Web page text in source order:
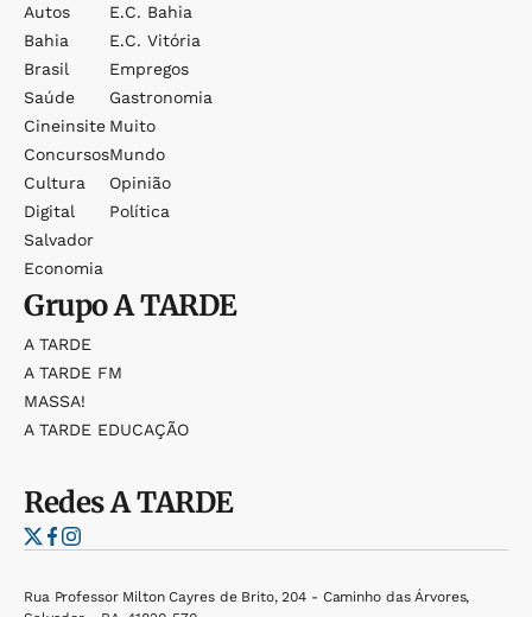
Autos
Bahia
Brasil
Saúde
Cineinsite
Concursos
Cultura
Digital
Salvador
Economia
E.c. Bahia
E.c. Vitória
Empregos
Gastronomia
Muito
Mundo
Opinião
Política
GrupoA TARDE
A TARDE
A TARDE FM
MASSA!
A TARDE EDUCAÇÃO
RedesA TARDE
Rua Professor Milton Cayres de Brito, 204 - Caminho das Árvores,